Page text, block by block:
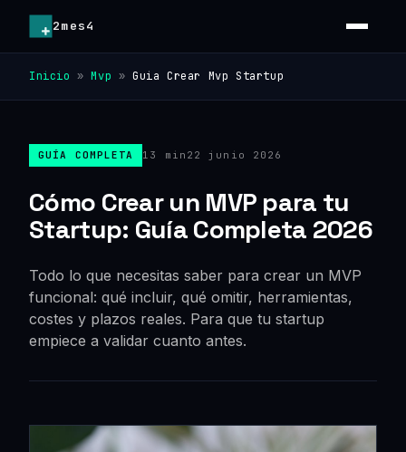
2mes4
Inicio »Mvp »Guia Crear Mvp Startup
GUÍA COMPLETA 13 min 22 junio 2026
Cómo Crear un MVP para tu
Startup: Guía Completa 2026
Todo lo que necesitas saber para crear un MVP
funcional: qué incluir, qué omitir, herramientas,
costes y plazos reales. Para que tu startup
empiece a validar cuanto antes.